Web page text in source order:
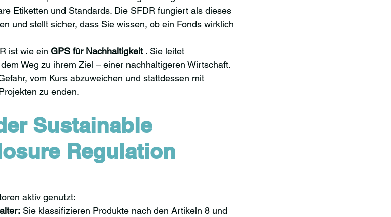
Etiketten und Standards. Die SFDR fungiert als dieses
und stellt sicher, dass Sie wissen, ob ein Fonds wirklich
ist wie ein GPS für Nachhaltigkeit . Sie leitet
Weg zu ihrem Ziel – einer nachhaltigeren Wirtschaft.
vom Kurs abzuweichen und stattdessen mit
zu enden.
Sustainable
Regulation
aktiv genutzt:
Sie klassifizieren Produkte nach den Artikeln 8 und